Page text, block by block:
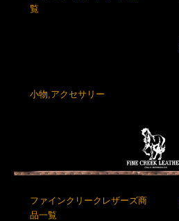
覧
小物,アクセサリー
ファインクリークレザーズ商
品一覧